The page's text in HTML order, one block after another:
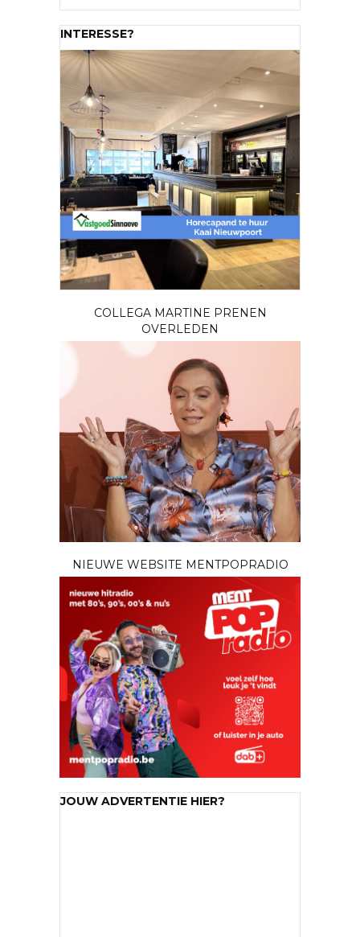
INTERESSE?
COLLEGA MARTINE PRENEN
OVERLEDEN
NIEUWE WEBSITE MENTPOPRADIO
JOUW ADVERTENTIE HIER?